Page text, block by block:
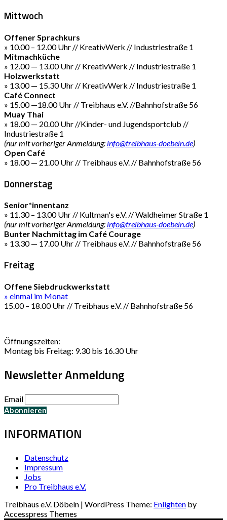
Mittwoch
Offener Sprachkurs
» 10.00 – 12.00 Uhr // KreativWerk // Industriestraße 1
Mitmachküche
» 12.00 — 13.00 Uhr // KreativWerk // Industriestraße 1
Holzwerkstatt
» 13.00 — 15.30 Uhr // KreativWerk // Industriestraße 1
Café Connect
» 15.00 —18.00 Uhr // Treibhaus e.V. //Bahnhofstraße 56
Muay Thai
» 18.00 — 20.00 Uhr //Kinder- und Jugendsportclub //
Industriestraße 1
(nur mit vorheriger Anmeldung: info@treibhaus-doebeln.de)
Open Café
» 18.00 — 21.00 Uhr // Treibhaus e.V. // Bahnhofstraße 56
Donnerstag
Senior*innentanz
» 11.30 – 13.00 Uhr // Kultman's e.V. // Waldheimer Straße 1
(nur mit vorheriger Anmeldung: info@treibhaus-doebeln.de)
Bunter Nachmittag im Café Courage
» 13.30 — 17.00 Uhr // Treibhaus e.V. // Bahnhofstraße 56
Freitag
Offene Siebdruckwerkstatt
» einmal im Monat
15.00 – 18.00 Uhr // Treibhaus e.V. // Bahnhofstraße 56
Öffnungszeiten:
Montag bis Freitag: 9.30 bis 16.30 Uhr
Newsletter Anmeldung
Email
INFORMATION
Datenschutz
Impressum
Jobs
Pro Treibhaus e.V.
Treibhaus e.V. Döbeln | WordPress Theme: Enlighten by
Accesspress Themes